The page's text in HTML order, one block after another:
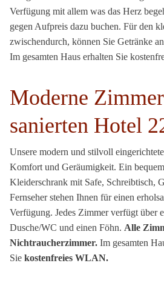
Verfügung mit allem was das Herz
gegen Aufpreis dazu buchen. Für den
zwischendurch, können Sie Getränke
Im gesamten Haus erhalten Sie
Moderne
sanierten Hotel
Unsere modern und stilvoll
Komfort und Geräumigkeit. Ein
Kleiderschrank mit Safe, Schreibtisch,
Fernseher stehen Ihnen für einen
Verfügung. Jedes Zimmer verfügt über
Dusche/WC und einen Föhn. Alle
Nichtraucherzimmer. Im gesamten
Sie kostenfreies WLAN.